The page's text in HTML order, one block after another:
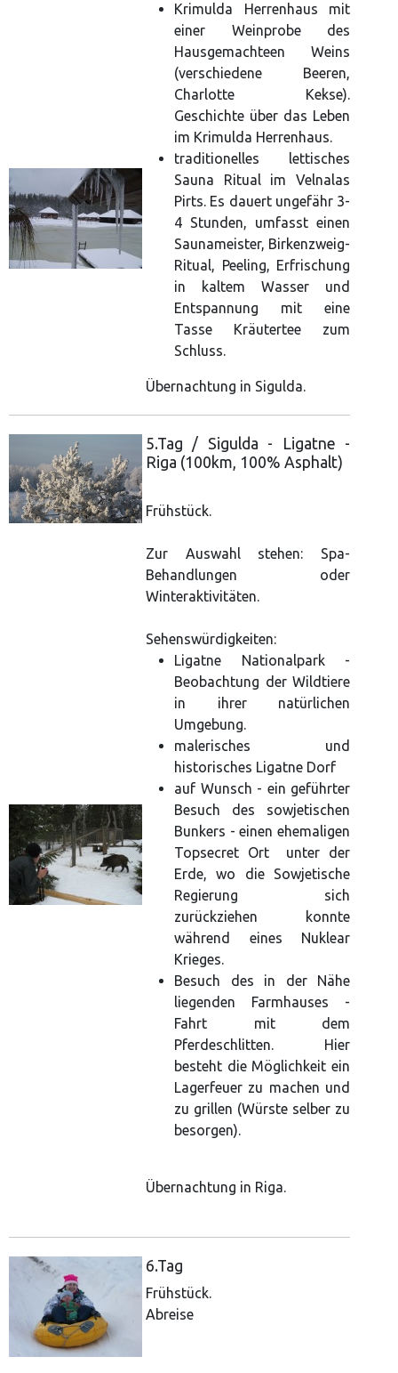
Krimulda Herrenhaus mit
einer Weinprobe des
Hausgemachteen Weins
(verschiedene Beeren,
Charlotte Kekse).
Geschichte über das Leben
im Krimulda Herrenhaus.
traditionelles lettisches
Sauna Ritual im Velnalas
Pirts. Es dauert ungefähr 3-
4 Stunden, umfasst einen
Saunameister, Birkenzweig-
Ritual, Peeling, Erfrischung
in kaltem Wasser und
Entspannung mit eine
Tasse Kräutertee zum
Schluss.
Übernachtung in Sigulda.
5.Tag / Sigulda - Ligatne -
Riga (100km, 100% Asphalt)
Frühstück.
Zur Auswahl stehen: Spa-
Behandlungen oder
Winteraktivitäten.
Sehenswürdigkeiten:
Ligatne Nationalpark -
Beobachtung der Wildtiere
in ihrer natürlichen
Umgebung.
malerisches und
historisches Ligatne Dorf
auf Wunsch - ein geführter
Besuch des sowjetischen
Bunkers - einen ehemaligen
Topsecret Ort unter der
Erde, wo die Sowjetische
Regierung sich
zurückziehen konnte
während eines Nuklear
Krieges.
Besuch des in der Nähe
liegenden Farmhauses -
Fahrt mit dem
Pferdeschlitten. Hier
besteht die Möglichkeit ein
Lagerfeuer zu machen und
zu grillen (Würste selber zu
besorgen).
Übernachtung in Riga.
6.Tag
Frühstück.
Abreise